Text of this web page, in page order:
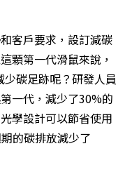
客戶要求，設訂減碳
顆第一代滑鼠來說，
碳足跡呢？研發人員
一代，減少了30%的
學設計可以節省使用
的碳排放減少了